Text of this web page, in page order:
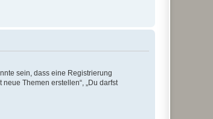
sein, dass eine Registrierung
Themen erstellen“, „Du darfst